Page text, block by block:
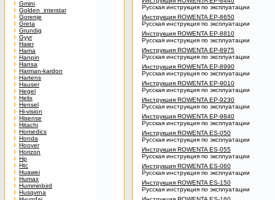
Gmini
Golden_interstar
Gorenje
Greta
Grundig
Gyyr
Haier
Hama
Hanpin
Hansa
Harman-kardon
Hartens
Hauser
Hegel
Helix
Hensel
Hi-vision
Hisense
Hitachi
Homedics
Honda
Hoover
Horizon
Hp
Htc
Huawei
Humax
Humminbird
Husqvrna
Русская инструкция по эксплуатации
Инструкция ROWENTA EP-8650
Русская инструкция по эксплуатации
Инструкция ROWENTA EP-8810
Русская инструкция по эксплуатации
Инструкция ROWENTA EP-8975
Русская инструкция по эксплуатации
Инструкция ROWENTA EP-8990
Русская инструкция по эксплуатации
Инструкция ROWENTA EP-9010
Русская инструкция по эксплуатации
Инструкция ROWENTA EP-9230
Русская инструкция по эксплуатации
Инструкция ROWENTA EP-9840
Русская инструкция по эксплуатации
Инструкция ROWENTA ES-050
Русская инструкция по эксплуатации
Инструкция ROWENTA ES-055
Русская инструкция по эксплуатации
Инструкция ROWENTA ES-060
Русская инструкция по эксплуатации
Инструкция ROWENTA ES-150
Русская инструкция по эксплуатации